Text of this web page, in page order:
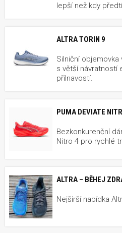
lepší než kdy
ALTRA TORIN 9
Silniční objemovka
s větší návratností
přilnavostí.
PUMA DEVIATE
Bezkonkurenční
Nitro 4 pro rychlé
ALTRA – BĚHEJ
Nejširší nabídka